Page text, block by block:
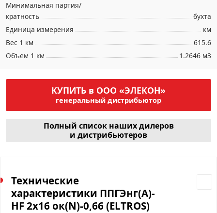
Минимальная партия/
кратность
бухта
Единица измерения
км
Вес 1 км
615.6
Объем 1 км
1.2646 м3
КУПИТЬ в ООО «ЭЛЕКОН»
генеральный дистрибьютор
Полный список наших дилеров
и дистрибьютеров
Технические
характеристики ППГЭнг(А)-
HF 2х16 ок(N)-0,66 (ELTROS)